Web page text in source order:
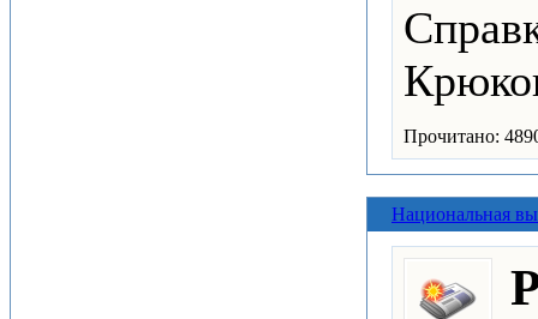
Прочитано:
Национальная